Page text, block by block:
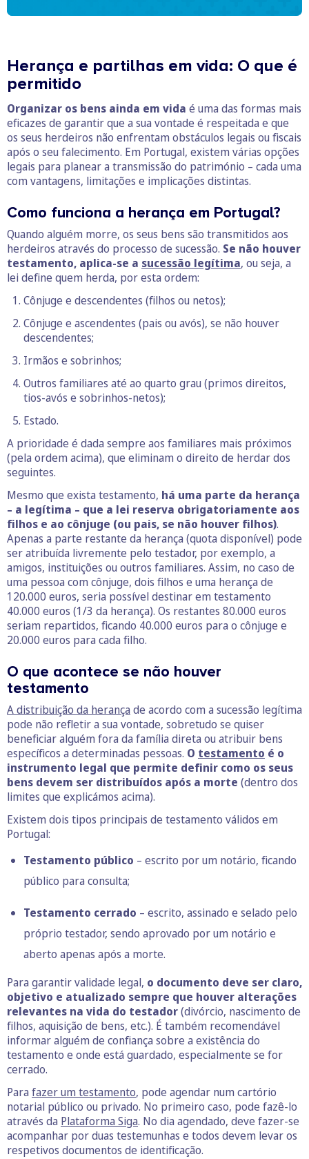
Herança e partilhas em vida: O que é
permitido
Organizar os bens ainda em vida é uma das formas mais
eficazes de garantir que a sua vontade é respeitada e que
os seus herdeiros não enfrentam obstáculos legais ou fiscais
após o seu falecimento. Em Portugal, existem várias opções
legais para planear a transmissão do património – cada uma
com vantagens, limitações e implicações distintas.
Como funciona a herança em Portugal?
Quando alguém morre, os seus bens são transmitidos aos
herdeiros através do processo de sucessão. Se não houver
testamento, aplica-se a sucessão legítima, ou seja, a
lei define quem herda, por esta ordem:
Cônjuge e descendentes (filhos ou netos);
Cônjuge e ascendentes (pais ou avós), se não houver
descendentes;
Irmãos e sobrinhos;
Outros familiares até ao quarto grau (primos direitos,
tios-avós e sobrinhos-netos);
Estado.
A prioridade é dada sempre aos familiares mais próximos
(pela ordem acima), que eliminam o direito de herdar dos
seguintes.
Mesmo que exista testamento, há uma parte da herança
– a legítima – que a lei reserva obrigatoriamente aos
filhos e ao cônjuge (ou pais, se não houver filhos).
Apenas a parte restante da herança (quota disponível) pode
ser atribuída livremente pelo testador, por exemplo, a
amigos, instituições ou outros familiares. Assim, no caso de
uma pessoa com cônjuge, dois filhos e uma herança de
120.000 euros, seria possível destinar em testamento
40.000 euros (1/3 da herança). Os restantes 80.000 euros
seriam repartidos, ficando 40.000 euros para o cônjuge e
20.000 euros para cada filho.
O que acontece se não houver
testamento
A distribuição da herança de acordo com a sucessão legítima
pode não refletir a sua vontade, sobretudo se quiser
beneficiar alguém fora da família direta ou atribuir bens
específicos a determinadas pessoas. O testamento é o
instrumento legal que permite definir como os seus
bens devem ser distribuídos após a morte (dentro dos
limites que explicámos acima).
Existem dois tipos principais de testamento válidos em
Portugal:
Testamento público – escrito por um notário, ficando
público para consulta;
Testamento cerrado – escrito, assinado e selado pelo
próprio testador, sendo aprovado por um notário e
aberto apenas após a morte.
Para garantir validade legal, o documento deve ser claro,
objetivo e atualizado sempre que houver alterações
relevantes na vida do testador(divórcio, nascimento de
filhos, aquisição de bens, etc.). É também recomendável
informar alguém de confiança sobre a existência do
testamento e onde está guardado, especialmente se for
cerrado.
Para fazer um testamento, pode agendar num cartório
notarial público ou privado. No primeiro caso, pode fazê-lo
através da Plataforma Siga. No dia agendado, deve fazer-se
acompanhar por duas testemunhas e todos devem levar os
respetivos documentos de identificação.